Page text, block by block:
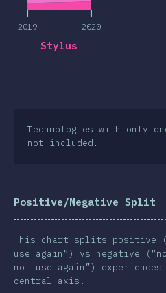
2019 2020
Stylus
Technologies with only
not included.
Positive/Negative Split
This chart splits positive
use again”) vs negative
not use again”)
central axis.